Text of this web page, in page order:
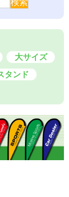
大サイズ
タンド